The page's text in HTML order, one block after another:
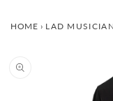
HOME › LAD MUSICIAN